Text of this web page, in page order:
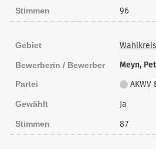
Stimmen 96
Gebiet
Bewerberin / Bewerber Meyn,
Partei AKWV
Gewählt Ja
Stimmen 87